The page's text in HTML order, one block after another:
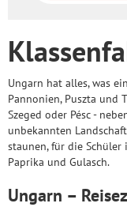
Ungarn hat alles, was
Pannonien, Puszta und
Szeged oder Pésc -
unbekannten
staunen, für die
Paprika und Gulasch.
Ungarn –